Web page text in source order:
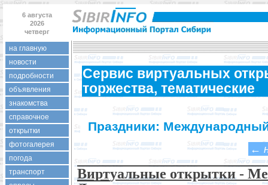
6 августа
2026
четверг
на главную
новости
подробности
объявления
знакомства
справочное
открытки
фотогалерея
погода
транспорт
Сервис виртуальных
торжества, тематические
Праздники:
←
Виртуальные открытки -